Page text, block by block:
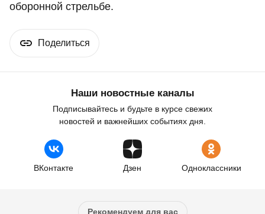
оборонной стрельбе.
Поделиться
Наши новостные каналы
Подписывайтесь и будьте в курсе свежих
новостей и важнейших событиях дня.
ВКонтакте Дзен Одноклассники
Рекомендуем для вас